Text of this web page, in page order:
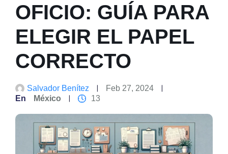
OFICIO: GUÍA PARA
ELEGIR EL PAPEL
CORRECTO
Salvador Benítez
Feb 27, 2024
En
México 13